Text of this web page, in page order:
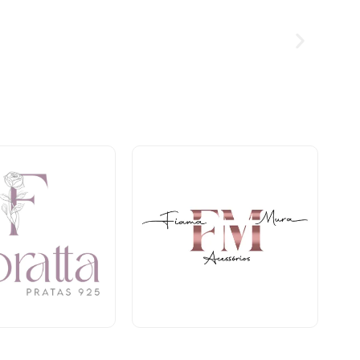
Acessórios
Térreo